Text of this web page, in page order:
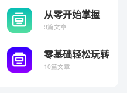
从零开始掌握
OpenClaw
9篇文章
零基础轻松玩转
Skills
10篇文章